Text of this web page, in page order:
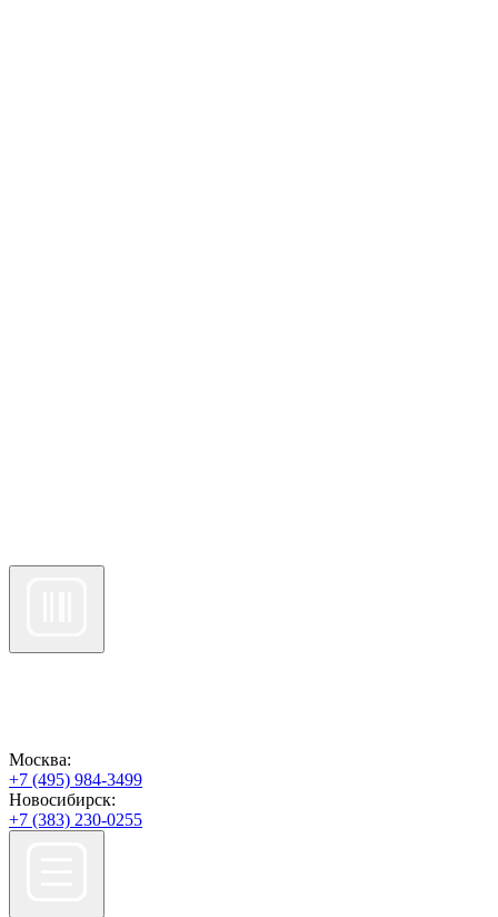
Москва:
+7 (495) 984-3499
Новосибирск:
+7 (383) 230-0255